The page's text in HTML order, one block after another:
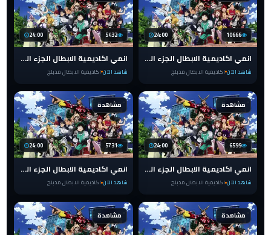
24:00 10666
انمي اكاديمية الابطال الجزء الرابع مدبلج الحلقة 25 عربي
شاهد الآن اكاديمية الابطال مدبلج
24:00 5432
انمي اكاديمية الابطال الجزء الرابع مدبلج الحلقة 24 عربي
شاهد الآن اكاديمية الابطال مدبلج
مشاهدة
24:00 6599
انمي اكاديمية الابطال الجزء الرابع مدبلج الحلقة 23 عربي
شاهد الآن اكاديمية الابطال مدبلج
مشاهدة
24:00 5731
انمي اكاديمية الابطال الجزء الرابع مدبلج الحلقة 22 عربي
شاهد الآن اكاديمية الابطال مدبلج
مشاهدة مشاهدة